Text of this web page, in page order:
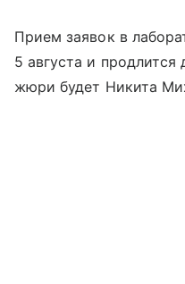
Прием заявок в
5 августа и
жюри будет Никита